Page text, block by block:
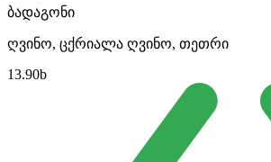
ბადაგონი
ღვინო, ცქრიალა ღვინო, თეთრი
13.90b